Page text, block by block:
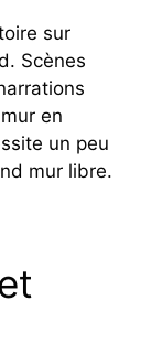
sur
Scènes
en
un peu
mur libre.